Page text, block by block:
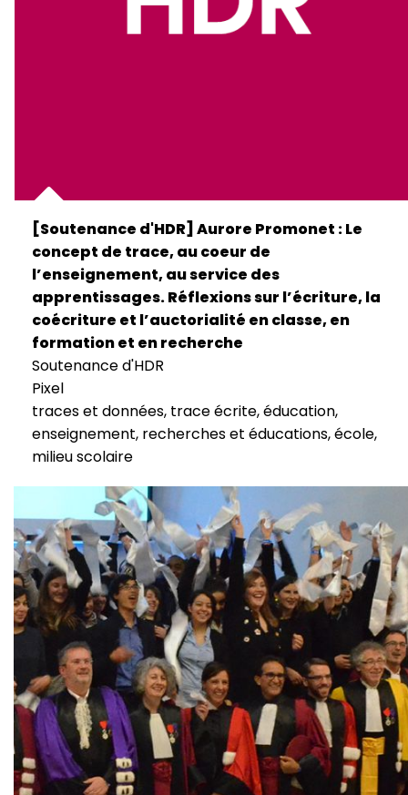
[Soutenance d'HDR] Aurore Promonet : Le
concept de trace, au coeur de
l’enseignement, au service des
apprentissages. Réflexions sur l’écriture, la
coécriture et l’auctorialité en classe, en
formation et en recherche
Soutenance d'HDR
Pixel
traces et données, trace écrite, éducation,
enseignement, recherches et éducations, école,
milieu scolaire